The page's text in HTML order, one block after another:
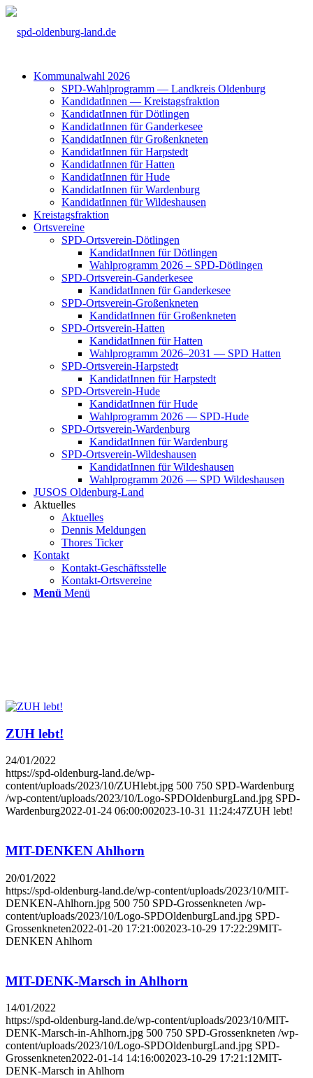
Kom­mu­nal­wahl 2026
SPD-Wahl­pro­gramm — Land­kreis Olden­burg
Kan­di­da­tIn­nen — Kreis­tags­frak­ti­on
Kan­di­da­tIn­nen für Döt­lin­gen
Kan­di­da­tIn­nen für Gan­der­ke­see
Kan­di­da­tIn­nen für Groß­enkne­ten
Kan­di­da­tIn­nen für Harp­s­tedt
Kan­di­da­tIn­nen für Hat­ten
Kan­di­da­tIn­nen für Hude
Kan­di­da­tIn­nen für War­den­burg
Kan­di­da­tIn­nen für Wil­des­hau­sen
Kreis­tags­frak­ti­on
Orts­ver­ei­ne
SPD-Orts­­ver­­ein-Döt­­lin­­gen
Kan­di­da­tIn­nen für Döt­lin­gen
Wahl­pro­gramm 2026 – SPD-Döt­lin­gen
SPD-Orts­­ver­­ein-Gan­­der­ke­­see
Kan­di­da­tIn­nen für Gan­der­ke­see
SPD-Orts­­ver­­ein-Gro­ß­en­k­ne­­ten
Kan­di­da­tIn­nen für Groß­enkne­ten
SPD-Orts­­ver­­ein-Hat­­ten
Kan­di­da­tIn­nen für Hat­ten
Wahl­pro­gramm 2026–2031 — SPD Hat­ten
SPD-Orts­­ver­­ein-Har­p­s­tedt
Kan­di­da­tIn­nen für Harp­s­tedt
SPD-Orts­­ver­­ein-Hude
Kan­di­da­tIn­nen für Hude
Wahl­pro­gramm 2026 — SPD-Hude
SPD-Orts­­ver­­ein-War­­den­­burg
Kan­di­da­tIn­nen für War­den­burg
SPD-Orts­­ver­­ein-Wil­­des­hau­­sen
Kan­di­da­tIn­nen für Wil­des­hau­sen
Wahl­pro­gramm 2026 — SPD Wil­des­hau­sen
JUSOS Olden­­burg-Land
Aktu­el­les
Aktu­el­les
Den­nis Mel­dun­gen
Tho­res Ticker
Kon­takt
Kon­­­takt-Geschäfts­­s­tel­­le
Kon­­­takt-Orts­­ver­­ei­­ne
Menü Menü
ZUH lebt!
24/01/2022
https://spd-oldenburg-land.de/wp-
content/uploads/2023/10/ZUHlebt.jpg 500 750 SPD-Wardenburg
/wp-content/uploads/2023/10/Logo-SPDOldenburgLand.jpg SPD-
Wardenburg2022-01-24 06:00:002023-10-31 11:24:47ZUH lebt!
MIT-DENKEN Ahl­horn
20/01/2022
https://spd-oldenburg-land.de/wp-content/uploads/2023/10/MIT-
DENKEN-Ahlhorn.jpg 500 750 SPD-Grossenkneten /wp-
content/uploads/2023/10/Logo-SPDOldenburgLand.jpg SPD-
Grossenkneten2022-01-20 17:21:002023-10-29 17:22:29MIT-
DENKEN Ahl­horn
MIT-DENK-Marsch in Ahl­horn
14/01/2022
https://spd-oldenburg-land.de/wp-content/uploads/2023/10/MIT-
DENK-Marsch-in-Ahlhorn.jpg 500 750 SPD-Grossenkneten /wp-
content/uploads/2023/10/Logo-SPDOldenburgLand.jpg SPD-
Grossenkneten2022-01-14 14:16:002023-10-29 17:21:12MIT-
DENK-Marsch in Ahl­horn